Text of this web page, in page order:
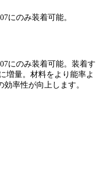
にのみ装着可能。
にのみ装着可能。装着す
増量。材料をより能率よ
率性が向上します。